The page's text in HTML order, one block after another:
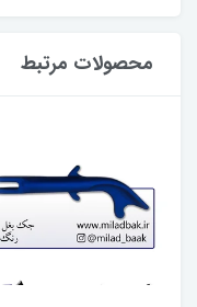
محصولات مرتبط